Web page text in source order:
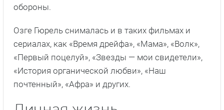
обороны.
Озге Гюрель снималась и в таких фильмах и
сериалах, как «Время дрейфа», «Мама», «Волк»,
«Первый поцелуй», «Звезды — мои свидетели»,
«История органической любви», «Наш
почтенный», «Афра» и других.